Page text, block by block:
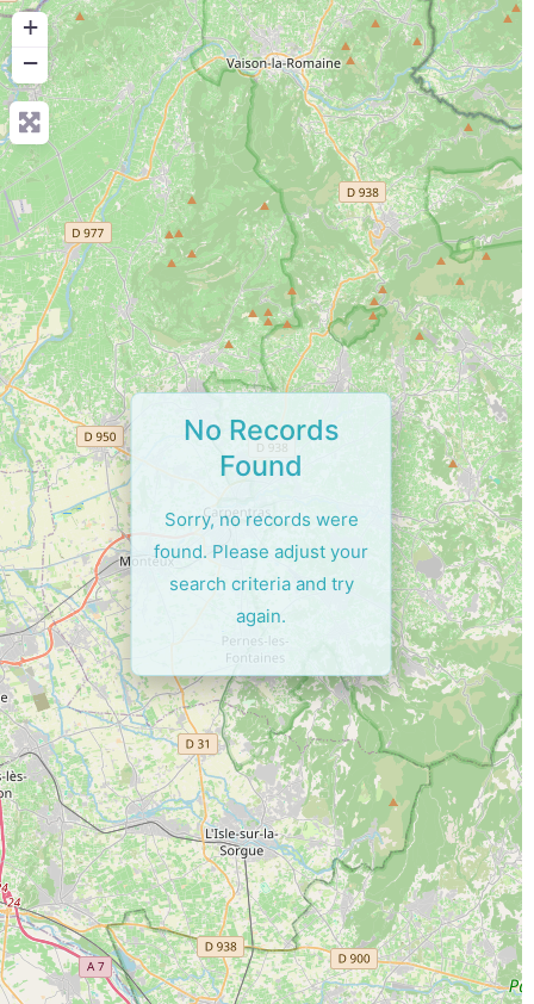
+
−
No Records
Found
Sorry, no records were
found. Please adjust your
search criteria and try
again.